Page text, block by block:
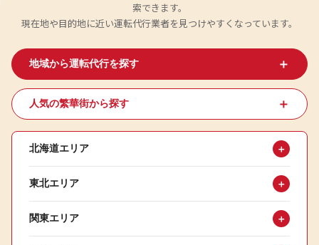
索できます。
現在地や目的地に近い運転代行業者を見つけやすくなっています。
地域から運転代行を探す ＋
人気の繁華街から探す ＋
北海道エリア ＋
東北エリア ＋
関東エリア ＋